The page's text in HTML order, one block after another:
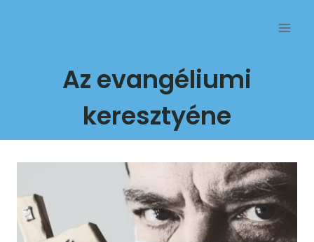
Az evangéliumi
keresztyéne